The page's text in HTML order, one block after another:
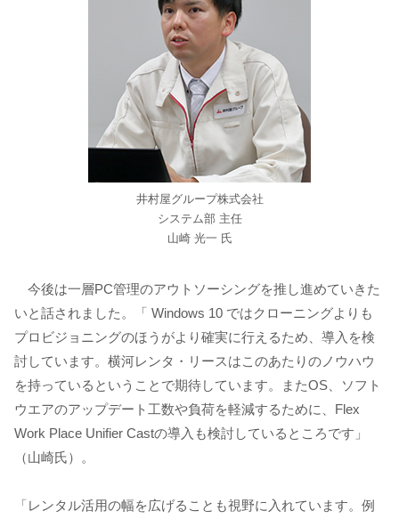
井村屋グループ株式会社
システム部 主任
山崎 光一 氏
今後は一層PC管理のアウトソーシングを推し進めていきた
いと話されました。「 Windows 10 ではクローニングよりも
プロビジョニングのほうがより確実に行えるため、導入を検
討しています。横河レンタ・リースはこのあたりのノウハウ
を持っているということで期待しています。またOS、ソフト
ウエアのアップデート工数や負荷を軽減するために、Flex
Work Place Unifier Castの導入も検討しているところです」
（山崎氏）。
「レンタル活用の幅を広げることも視野に入れています。例